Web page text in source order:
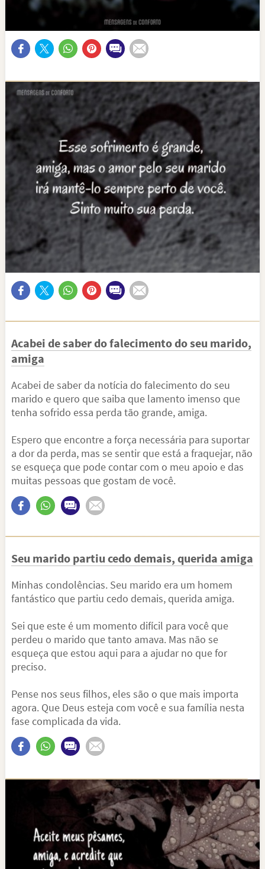
Acabei de saber do falecimento do seu marido,
amiga
Acabei de saber da notícia do falecimento do seu
marido e quero que saiba que lamento imenso que
tenha sofrido essa perda tão grande, amiga.
Espero que encontre a força necessária para suportar
a dor da perda, mas se sentir que está a fraquejar, não
se esqueça que pode contar com o meu apoio e das
muitas pessoas que gostam de você.
Seu marido partiu cedo demais, querida amiga
Minhas condolências. Seu marido era um homem
fantástico que partiu cedo demais, querida amiga.
Sei que este é um momento difícil para você que
perdeu o marido que tanto amava. Mas não se
esqueça que estou aqui para a ajudar no que for
preciso.
Pense nos seus filhos, eles são o que mais importa
agora. Que Deus esteja com você e sua família nesta
fase complicada da vida.